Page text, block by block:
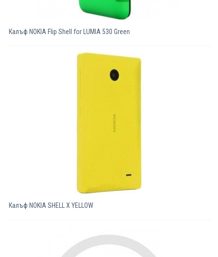
Калъф NOKIA Flip Shell for LUMIA 530 Green
Калъф NOKIA SHELL X YELLOW